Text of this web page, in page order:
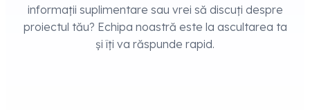
informații suplimentare sau vrei să discuți despre
proiectul tău? Echipa noastră este la ascultarea ta
și îți va răspunde rapid.